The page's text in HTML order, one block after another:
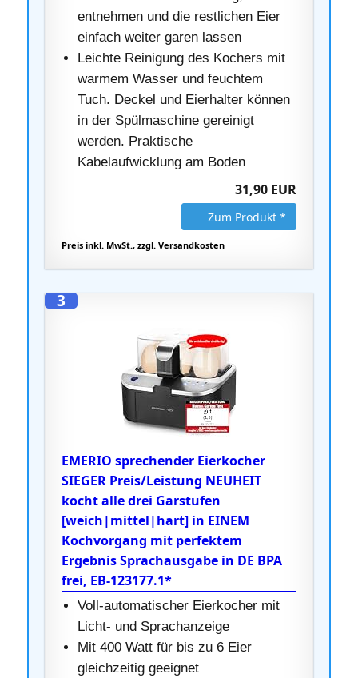
entnehmen und die restlichen Eier
einfach weiter garen lassen
Leichte Reinigung des Kochers mit
warmem Wasser und feuchtem
Tuch. Deckel und Eierhalter können
in der Spülmaschine gereinigt
werden. Praktische
Kabelaufwicklung am Boden
31,90 EUR
Zum Produkt *
Preis inkl. MwSt., zzgl. Versandkosten
3
EMERIO sprechender Eierkocher
SIEGER Preis/Leistung NEUHEIT
kocht alle drei Garstufen
[weich|mittel|hart] in EINEM
Kochvorgang mit perfektem
Ergebnis Sprachausgabe in DE BPA
frei, EB-123177.1*
Voll-automatischer Eierkocher mit
Licht- und Sprachanzeige
Mit 400 Watt für bis zu 6 Eier
gleichzeitig geeignet